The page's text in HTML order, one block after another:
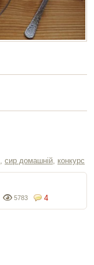
сир домашній конкурс
4
5783